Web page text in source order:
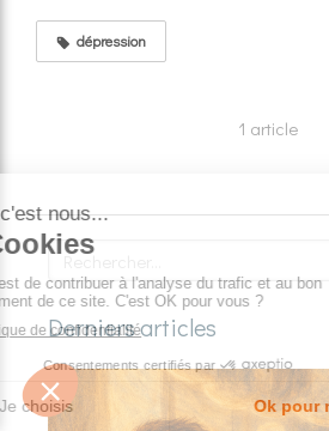
dépression
1 article
Rechercher
Derniers articles